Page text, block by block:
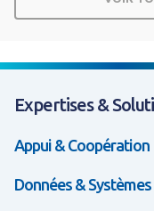
Expertises &
Appui & Coopération
Données &